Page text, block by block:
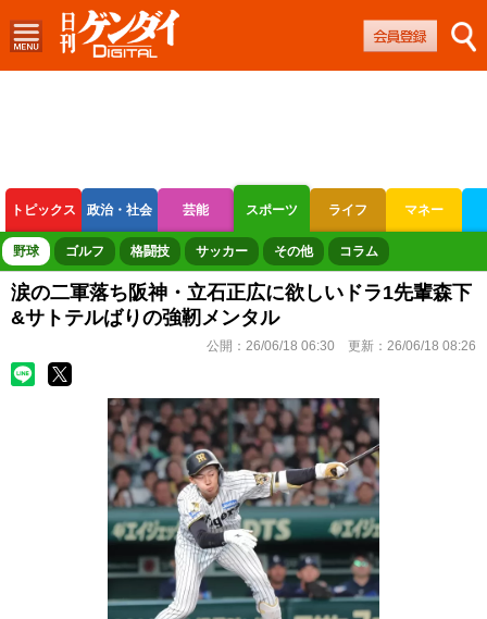
トピックス 政治・社会 芸能 スポーツ ライフ マネー
ボートレース 競輪 オートレース
野球 ゴルフ 格闘技 サッカー その他 コラム
涙の二軍落ち阪神・立石正広に欲しいドラ1先輩森下
&サトテルばりの強靭メンタル
公開： 26/06/18 06:30 更新： 26/06/18 08:26